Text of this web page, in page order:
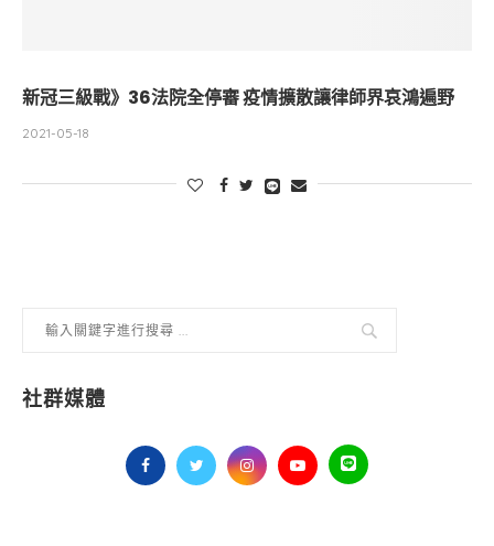
新冠三級戰》36法院全停審 疫情擴散讓律師界哀鴻遍野
2021-05-18
社群媒體